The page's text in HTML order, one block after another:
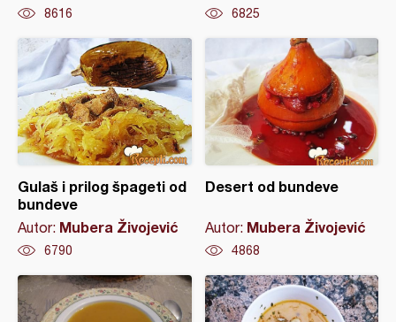
8616 6825
Gulaš i prilog špageti od
bundeve
Autor: Mubera Živojević
6790
Desert od bundeve
Autor: Mubera Živojević
4868